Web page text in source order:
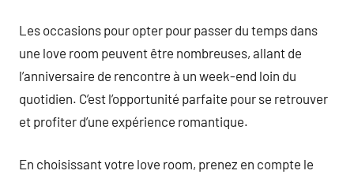
Les occasions pour opter pour passer du temps dans
une love room peuvent être nombreuses, allant de
l’anniversaire de rencontre à un week-end loin du
quotidien. C’est l’opportunité parfaite pour se retrouver
et profiter d’une expérience romantique.
En choisissant votre love room, prenez en compte le